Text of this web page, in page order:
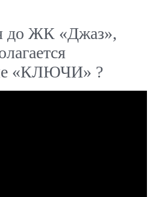
до ЖК «Джаз»,
«КЛЮЧИ» ?